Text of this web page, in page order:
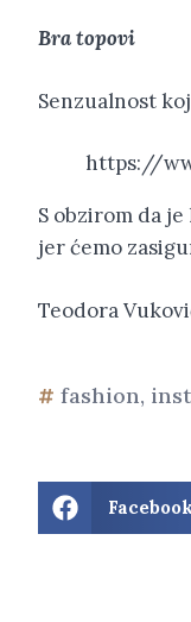
Bra topovi
Senzualnost
https://
S obzirom da
jer ćemo
Teodora
fashion,